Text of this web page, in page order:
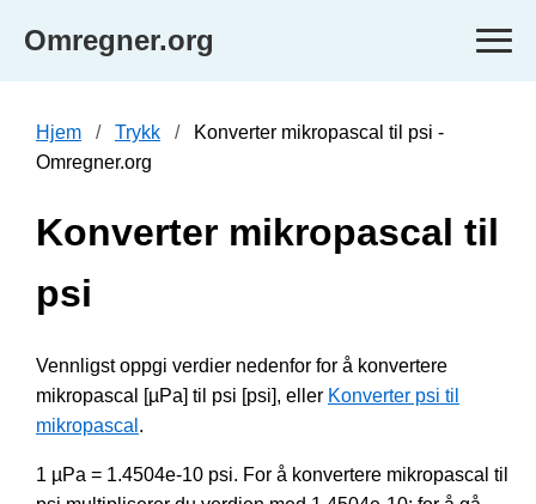
Omregner.org
Hjem Trykk
Konverter mikropascal til psi -
Omregner.org
Konverter mikropascal til
psi
Vennligst oppgi verdier nedenfor for å konvertere
mikropascal [µPa] til psi [psi], eller Konverter psi til
mikropascal .
1 µPa = 1.4504e-10 psi. For å konvertere mikropascal til